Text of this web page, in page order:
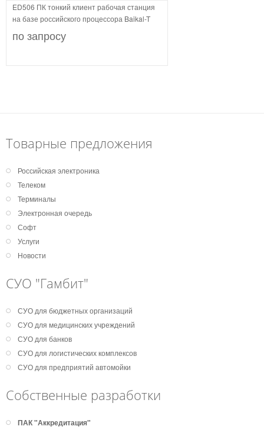
ED506 ПК тонкий клиент рабочая станция
на базе российского процессора Baikal-T
по запросу
Товарные предложения
Российская электроника
Телеком
Терминалы
Электронная очередь
Софт
Услуги
Новости
СУО "Гамбит"
СУО для бюджетных организаций
СУО для медицинских учреждений
СУО для банков
СУО для логистических комплексов
СУО для предприятий автомойки
Собственные разработки
ПАК "Аккредитация"